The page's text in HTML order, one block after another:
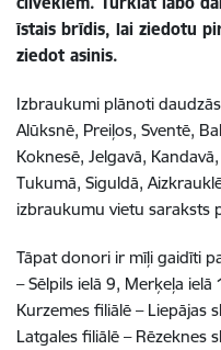
īstais brīdis, lai ziedotu
ziedot asinis.
Izbraukumi plānoti
Alūksnē, Preiļos, Sventē,
Koknesē, Jelgavā,
Tukumā, Siguldā,
izbraukumu vietu saraksts
Tāpat donori ir mīļi gaidīti
– Sēlpils ielā 9, Merķeļa ielā
Kurzemes filiālē – Liepājas
Latgales filiālē – Rēzeknes